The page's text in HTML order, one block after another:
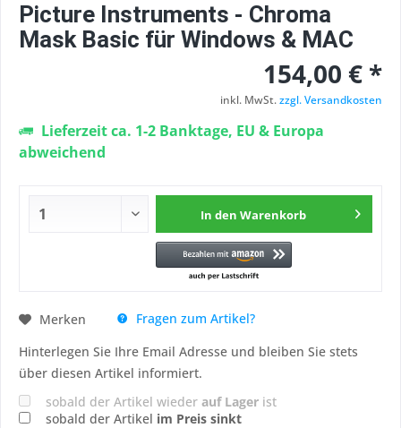
Picture Instruments - Chroma
Mask Basic für Windows & MAC
154,00 € *
inkl. MwSt.zzgl. Versandkosten
Lieferzeit ca. 1-2 Banktage, EU & Europa
abweichend
In den Warenkorb
Merken
Fragen zum Artikel?
Hinterlegen Sie Ihre Email Adresse und bleiben Sie stets
über diesen Artikel informiert.
sobald der Artikel wieder auf Lager ist
sobald der Artikel im Preis sinkt